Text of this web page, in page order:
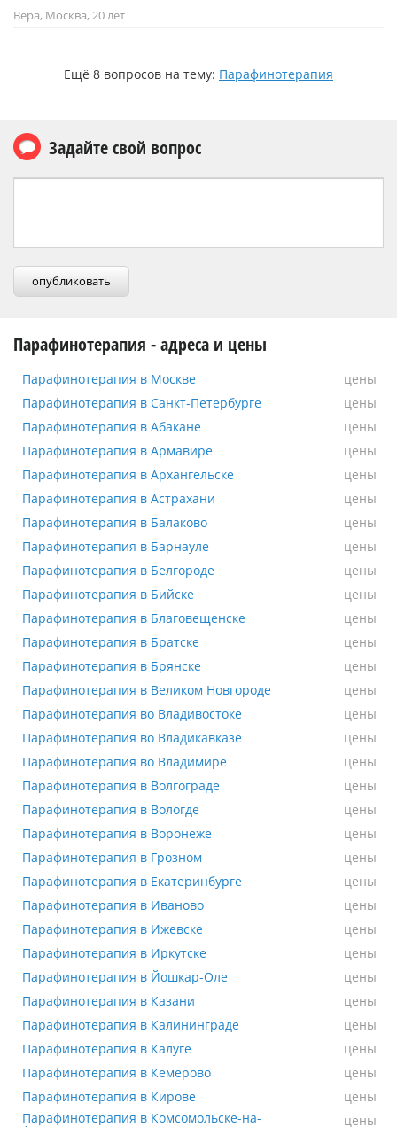
ли это и в чем разница между процедурой в салоне красот
Вера, Москва, 20 лет
Ещё 8 вопросов на тему: Парафинотерапия
Задайте свой вопрос
опубликовать
Парафинотерапия - адреса и цены
Парафинотерапия в Москве
Парафинотерапия в Москве цены
Парафинотерапия в Санкт-Петербурге
Парафинотерапия в Санкт-Петербурге цены
Парафинотерапия в Абакане
Парафинотерапия в Абакане цены
Парафинотерапия в Армавире
Парафинотерапия в Армавире цены
Парафинотерапия в Архангельске
Парафинотерапия в Архангельске цены
Парафинотерапия в Астрахани
Парафинотерапия в Астрахани цены
Парафинотерапия в Балаково
Парафинотерапия в Балаково цены
Парафинотерапия в Барнауле
Парафинотерапия в Барнауле цены
Парафинотерапия в Белгороде
Парафинотерапия в Белгороде цены
Парафинотерапия в Бийске
Парафинотерапия в Бийске цены
Парафинотерапия в Благовещенске
Парафинотерапия в Благовещенске цены
Парафинотерапия в Братске
Парафинотерапия в Братске цены
Парафинотерапия в Брянске
Парафинотерапия в Брянске цены
Парафинотерапия в Великом Новгороде
Парафинотерапия в Великом Новгороде цены
Парафинотерапия во Владивостоке
Парафинотерапия во Владивостоке цены
Парафинотерапия во Владикавказе
Парафинотерапия во Владикавказе цены
Парафинотерапия во Владимире
Парафинотерапия во Владимире цены
Парафинотерапия в Волгограде
Парафинотерапия в Волгограде цены
Парафинотерапия в Вологде
Парафинотерапия в Вологде цены
Парафинотерапия в Воронеже
Парафинотерапия в Воронеже цены
Парафинотерапия в Грозном
Парафинотерапия в Грозном цены
Парафинотерапия в Екатеринбурге
Парафинотерапия в Екатеринбурге цены
Парафинотерапия в Иваново
Парафинотерапия в Иваново цены
Парафинотерапия в Ижевске
Парафинотерапия в Ижевске цены
Парафинотерапия в Иркутске
Парафинотерапия в Иркутске цены
Парафинотерапия в Йошкар-Оле
Парафинотерапия в Йошкар-Оле цены
Парафинотерапия в Казани
Парафинотерапия в Казани цены
Парафинотерапия в Калининграде
Парафинотерапия в Калининграде цены
Парафинотерапия в Калуге
Парафинотерапия в Калуге цены
Парафинотерапия в Кемерово
Парафинотерапия в Кемерово цены
Парафинотерапия в Кирове
Парафинотерапия в Кирове цены
Парафинотерапия в Комсомольске-на-Амуре
Парафинотерапия в Комсомольске-на- цены